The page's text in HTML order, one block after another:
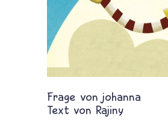
johanna
Text von Rajiny